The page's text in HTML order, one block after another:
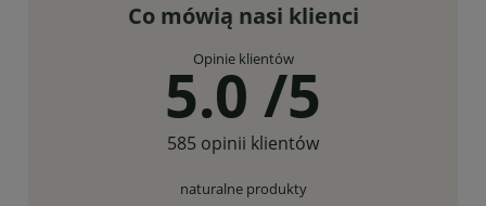
Co mówią nasi klienci
Opinie klientów
5.0 /5
585 opinii klientów
naturalne produkty